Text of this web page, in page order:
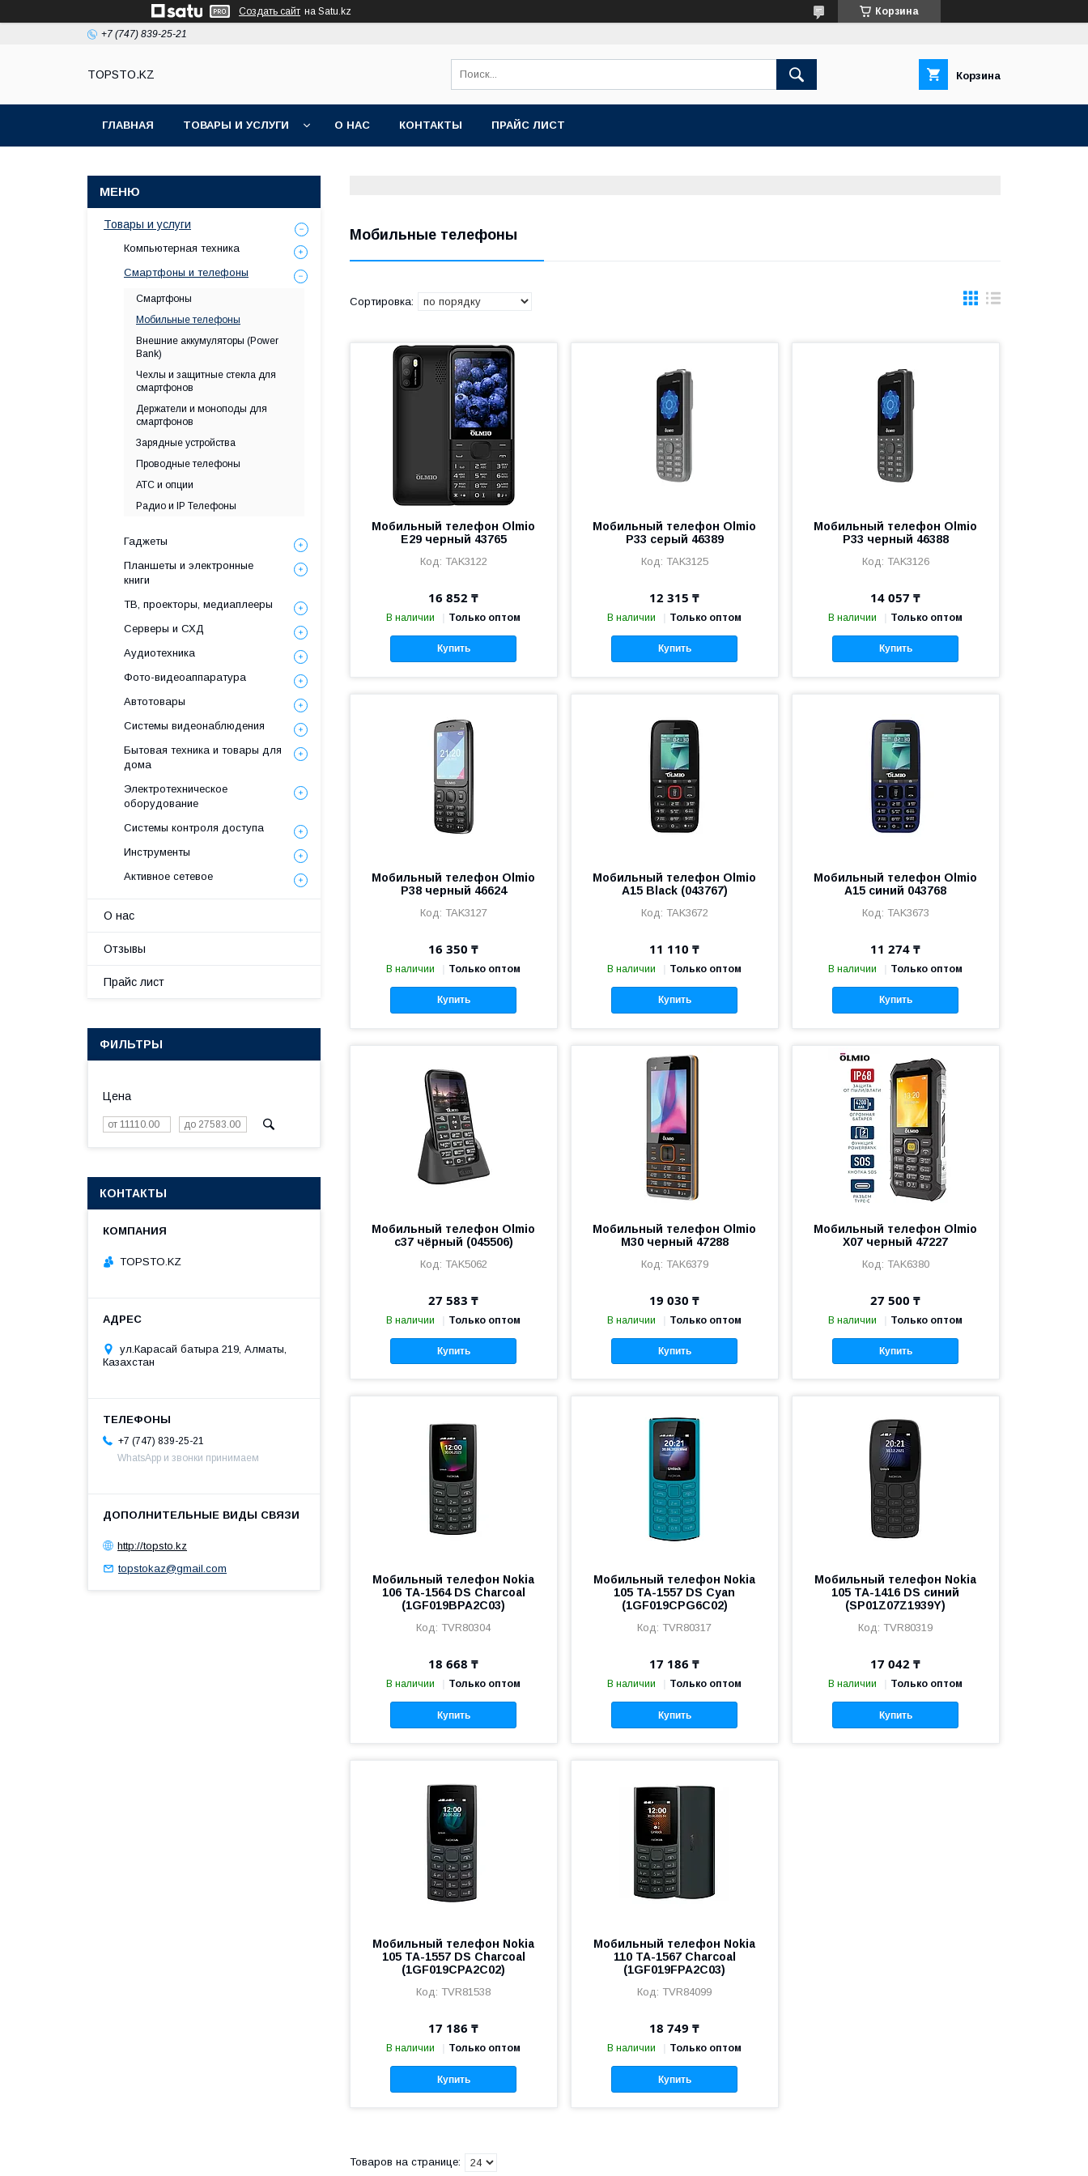
Создать сайт на Satu.kz Корзина
+7 (747) 839-25-21
TOPSTO.KZ Корзина
ГЛАВНАЯ ТОВАРЫ И УСЛУГИ О НАС КОНТАКТЫ ПРАЙС ЛИСТ
Мобильные телефоны
Мобильный телефон Olmio
E29 черный 43765
TAK3122
16 852 ₸
В наличии Только оптом
Купить
Мобильный телефон Olmio
P33 серый 46389
TAK3125
12 315 ₸
В наличии Только оптом
Купить
Мобильный телефон Olmio
P33 черный 46388
TAK3126
14 057 ₸
В наличии Только оптом
Купить
Мобильный телефон Olmio
P38 черный 46624
TAK3127
16 350 ₸
В наличии Только оптом
Купить
Мобильный телефон Olmio
A15 Black (043767)
TAK3672
11 110 ₸
В наличии Только оптом
Купить
Мобильный телефон Olmio
A15 синий 043768
TAK3673
11 274 ₸
В наличии Только оптом
Купить
Мобильный телефон Olmio
c37 чёрный (045506)
TAK5062
27 583 ₸
В наличии Только оптом
Купить
Мобильный телефон Olmio
M30 черный 47288
TAK6379
19 030 ₸
В наличии Только оптом
Купить
Мобильный телефон Olmio
X07 черный 47227
TAK6380
27 500 ₸
В наличии Только оптом
Купить
Мобильный телефон Nokia
106 TA-1564 DS Charcoal
(1GF019BPA2C03)
TVR80304
18 668 ₸
В наличии Только оптом
Купить
Мобильный телефон Nokia
105 TA-1557 DS Cyan
(1GF019CPG6C02)
TVR80317
17 186 ₸
В наличии Только оптом
Купить
Мобильный телефон Nokia
105 TA-1416 DS синий
(SP01Z07Z1939Y)
TVR80319
17 042 ₸
В наличии Только оптом
Купить
Мобильный телефон Nokia
105 TA-1557 DS Charcoal
(1GF019CPA2C02)
TVR81538
17 186 ₸
В наличии Только оптом
Купить
Мобильный телефон Nokia
110 TA-1567 Charcoal
(1GF019FPA2C03)
TVR84099
18 749 ₸
В наличии Только оптом
Купить
Товары и услуги
Компьютерная техника
Смартфоны и телефоны
Смартфоны
Мобильные телефоны
Внешние аккумуляторы (Power
Bank)
Чехлы и защитные стекла для
смартфонов
Держатели и моноподы для
смартфонов
Зарядные устройства
Проводные телефоны
АТС и опции
Радио и IP Телефоны
Гаджеты
Планшеты и электронные
книги
ТВ, проекторы, медиаплееры
Серверы и СХД
Аудиотехника
Фото-видеоаппаратура
Автотовары
Системы видеонаблюдения
Бытовая техника и товары для
дома
Электротехническое
оборудование
Системы контроля доступа
Инструменты
Активное сетевое
О нас
Отзывы
Прайс лист
ФИЛЬТРЫ
Цена
КОНТАКТЫ
TOPSTO.KZ
ул.Карасай батыра 219, Алматы,
Казахстан
+7 (747) 839-25-21
WhatsApp и звонки принимаем
http://topsto.kz
topstokaz@gmail.com